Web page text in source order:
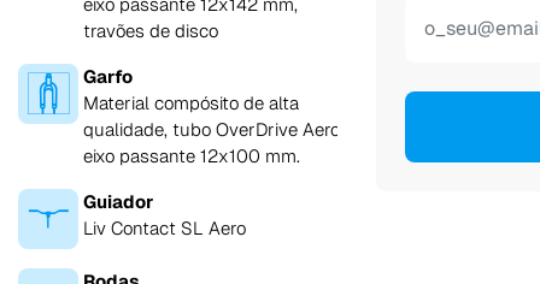
travões de disco
Garfo
Material compósito de alta
qualidade, tubo OverDrive Aero,
eixo passante 12x100 mm.
Guiador
Liv Contact SL Aero